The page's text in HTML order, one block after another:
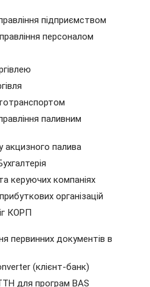
підприємством
персоналом
паливним
акцизного палива
керуючих компаніях
організацій
КОРП
первинних документів в
(клієнт-банк)
для програм BAS